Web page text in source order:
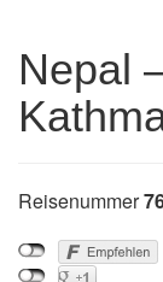
Nepal
Reisenummer